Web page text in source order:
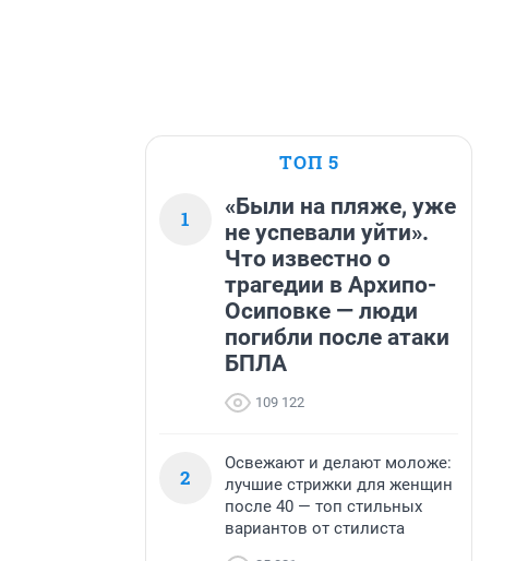
ТОП 5
1
«Были на пляже, уже
не успевали уйти».
Что известно о
трагедии в Архипо-
Осиповке — люди
погибли после атаки
БПЛА
109 122
2
Освежают и делают моложе:
лучшие стрижки для женщин
после 40 — топ стильных
вариантов от стилиста